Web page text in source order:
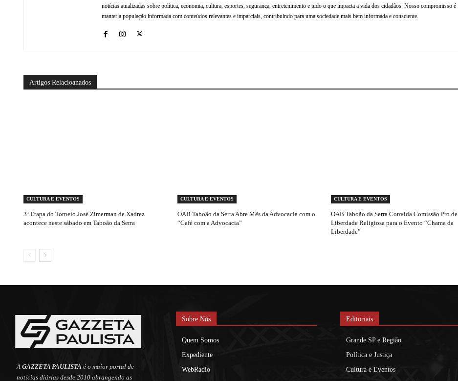
notícias atualizadas sobre política, economia, cultura, esportes, segurança, entretenimento e tudo o que impacta a vida dos cidadãos. Nosso compromisso é
manter a população informada com conteúdos relevantes e imparciais, contribuindo para uma sociedade mais bem informada e consciente.
Artigos Relacioanados
CULTURA E EVENTOS
3ª Etapa do Torneio José Zimerman de Xadrez
acontece neste sábado em Taboão da Serra
CULTURA E EVENTOS
OAB Taboão da Serra Abre Mês da Advocacia com o
“Café com a Advocacia”
CULTURA E EVENTOS
OAB Taboão da Serra Convida Comissão Pro de
Liberdade Religiosa para o Evento “Chama da
Liberdade”
A GAZZETA PAULISTA é o maior portal de
notícias diárias desde 2010 abrangendo as
Sobre Nós
Quem Somos
Expediente
WebRadio
Editoriais
Grande SP e Região
Política e Justiça
Cultura e Eventos